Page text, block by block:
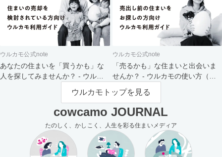
ウルカモ公式note
あなたの住まいを「買うかも」な
人を探してみませんか？ - ウルカ
ウルカモ公式note
「売るかも」な住まいと出会いま
せんか？ - ウルカモの使い方（買
主さま向け）
ウルカモトップを見る
cowcamo JOURNAL
たのしく、かしこく、人生を彩る住まいメディア